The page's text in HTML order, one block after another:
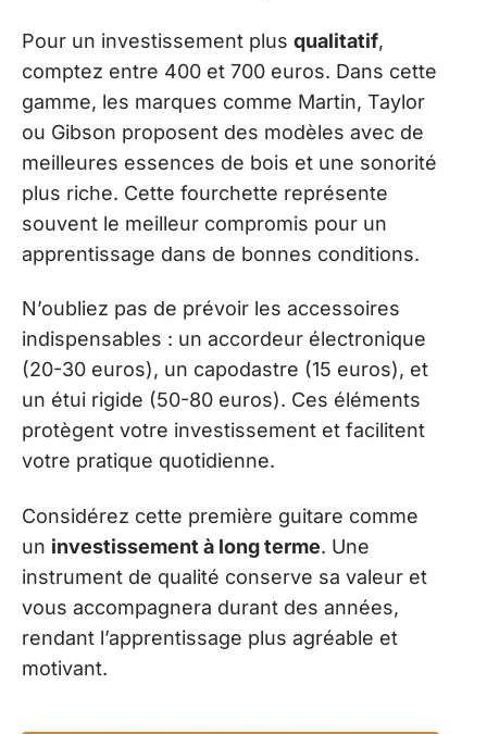
Pour un investissement plus qualitatif,
comptez entre 400 et 700 euros. Dans cette
gamme, les marques comme Martin, Taylor
ou Gibson proposent des modèles avec de
meilleures essences de bois et une sonorité
plus riche. Cette fourchette représente
souvent le meilleur compromis pour un
apprentissage dans de bonnes conditions.
N’oubliez pas de prévoir les accessoires
indispensables : un accordeur électronique
(20-30 euros), un capodastre (15 euros), et
un étui rigide (50-80 euros). Ces éléments
protègent votre investissement et facilitent
votre pratique quotidienne.
Considérez cette première guitare comme
un investissement à long terme. Une
instrument de qualité conserve sa valeur et
vous accompagnera durant des années,
rendant l’apprentissage plus agréable et
motivant.